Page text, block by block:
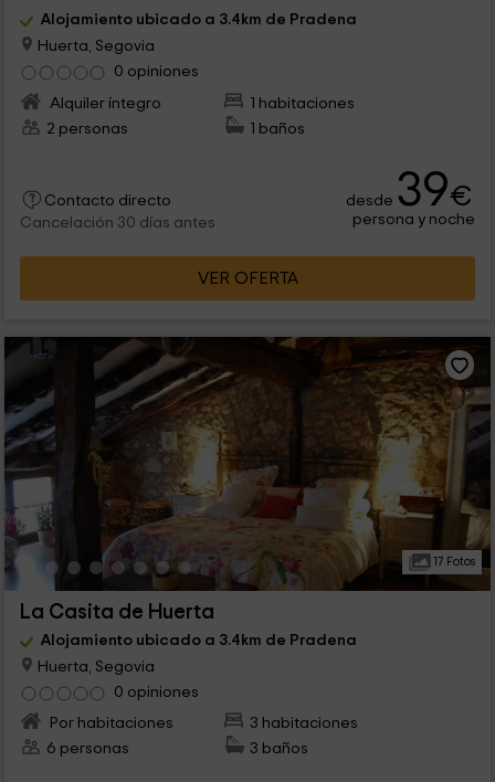
Alojamiento ubicado a 3.4km de Pradena
Huerta, Segovia
0 opiniones
Alquiler íntegro
1 habitaciones
2 personas
1 baños
Contacto directo
Cancelación 30 días antes
desde 39€
persona y noche
VER OFERTA
17 Fotos
La Casita de Huerta
Alojamiento ubicado a 3.4km de Pradena
Huerta, Segovia
0 opiniones
Por habitaciones
3 habitaciones
6 personas
3 baños